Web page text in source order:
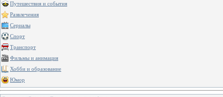
Путешествия и события
Развлечения
Сериалы
Спорт
Транспорт
Фильмы и анимация
Хобби и образование
Юмор